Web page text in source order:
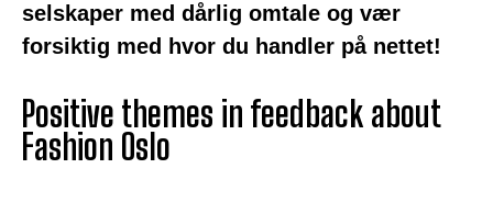
selskaper med dårlig omtale og vær
forsiktig med hvor du handler på nettet!
Positive themes in feedback about
Fashion Oslo